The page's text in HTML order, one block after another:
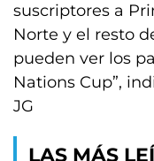
suscriptores a
Norte y el resto
pueden ver los
Nations Cup”,
JG
LAS MÁS